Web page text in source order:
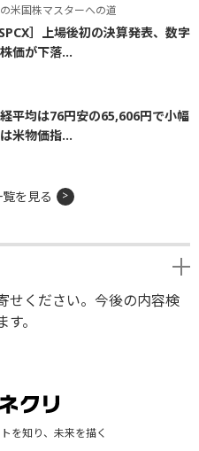
米国株マスターへの道
］上場後初の決算発表、数字
価が下落...
経平均は76円安の65,606円で小幅
米物価指...
を見る
せください。今後の内容検
。
を知り、未来を描く